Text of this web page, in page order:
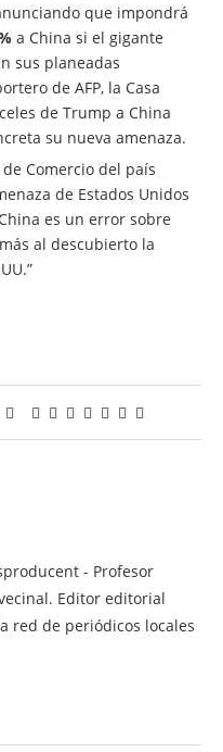
que impondrá
a China si el gigante
sus planeadas
de AFP, la Casa
de Trump a China
su nueva amenaza.
Comercio del país
de Estados Unidos
es un error sobre
al descubierto la
- Profesor
Editor editorial
red de periódicos locales